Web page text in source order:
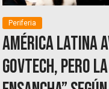
Periferia
América Latina
GovTech, pero